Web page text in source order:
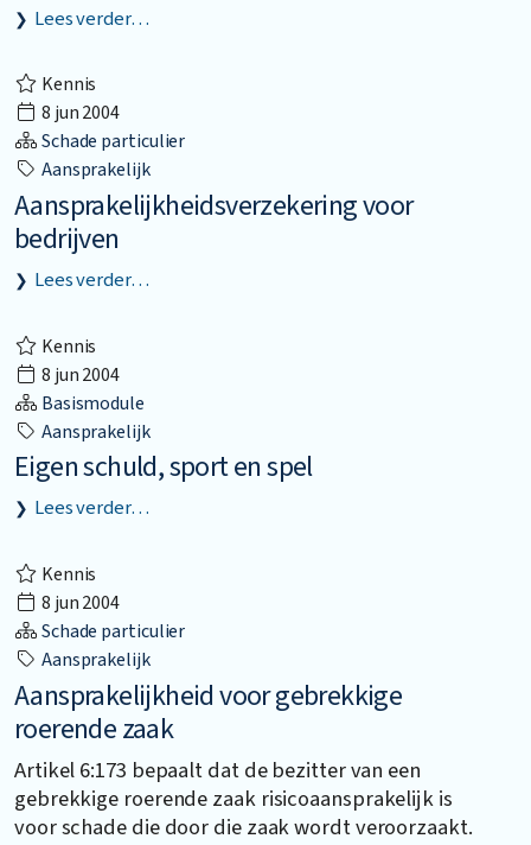
Lees verder…
Kennis
8 jun 2004
Schade particulier
Aansprakelijk
Aansprakelijkheidsverzekering voor
bedrijven
Lees verder…
Kennis
8 jun 2004
Basismodule
Aansprakelijk
Eigen schuld, sport en spel
Lees verder…
Kennis
8 jun 2004
Schade particulier
Aansprakelijk
Aansprakelijkheid voor gebrekkige
roerende zaak
Artikel 6:173 bepaalt dat de bezitter van een
gebrekkige roerende zaak risicoaansprakelijk is
voor schade die door die zaak wordt veroorzaakt.